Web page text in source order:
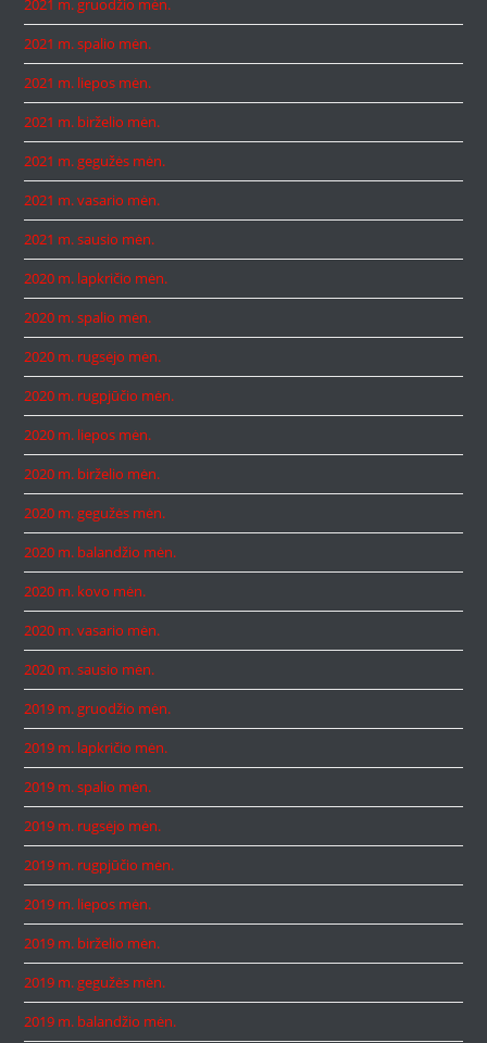
2021 m. gruodžio mėn.
2021 m. spalio mėn.
2021 m. liepos mėn.
2021 m. birželio mėn.
2021 m. gegužės mėn.
2021 m. vasario mėn.
2021 m. sausio mėn.
2020 m. lapkričio mėn.
2020 m. spalio mėn.
2020 m. rugsėjo mėn.
2020 m. rugpjūčio mėn.
2020 m. liepos mėn.
2020 m. birželio mėn.
2020 m. gegužės mėn.
2020 m. balandžio mėn.
2020 m. kovo mėn.
2020 m. vasario mėn.
2020 m. sausio mėn.
2019 m. gruodžio mėn.
2019 m. lapkričio mėn.
2019 m. spalio mėn.
2019 m. rugsėjo mėn.
2019 m. rugpjūčio mėn.
2019 m. liepos mėn.
2019 m. birželio mėn.
2019 m. gegužės mėn.
2019 m. balandžio mėn.